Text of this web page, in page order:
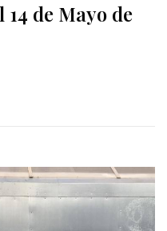
de Mayo de